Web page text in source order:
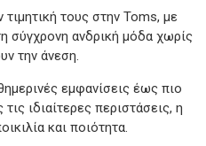
τους στην Toms, με
σύγχρονη ανδρική μόδα χωρίς
την άνεση.
εμφανίσεις έως πιο
ιδιαίτερες περιστάσεις, η
και ποιότητα.